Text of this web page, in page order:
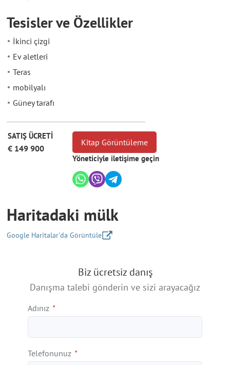
Tesisler ve Özellikler
İkinci çizgi
Ev aletleri
Teras
mobilyalı
Güney tarafı
SATIŞ ÜCRETİ
€ 149 900
Kitap Görüntüleme
Yöneticiyle iletişime geçin
Haritadaki mülk
Google Haritalar'da Görüntüle
Biz ücretsiz danış
Danışma talebi gönderin ve sizi arayacağız
Adınız *
Telefonunuz *